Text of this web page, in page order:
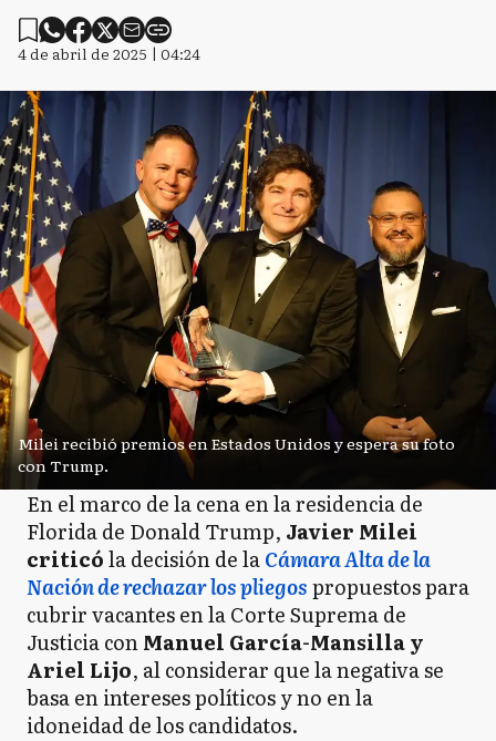
4 de abril de 2025 | 04:24
Milei recibió premios en Estados Unidos y espera su foto
con Trump.
En el marco de la cena en la residencia de
Florida de Donald Trump, Javier Milei
criticóla decisión de laCámara Alta de la
Nación de rechazar los pliegospropuestos para
cubrir vacantes en la Corte Suprema de
Justicia conManuel García-Mansilla y
Ariel Lijo, al considerar que la negativa se
basa en intereses políticos y no en la
idoneidad de los candidatos.